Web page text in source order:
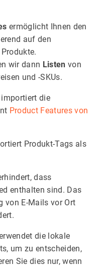
ermöglicht Ihnen den
auf den
wir dann Listen von
und -SKUs.
die
Product Features von
Produkt-Tags als
dass
enthalten sind. Das
von E-Mails vor Ort
die lokale
um zu entscheiden,
Sie dies nur, wenn